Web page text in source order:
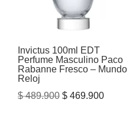
Invictus 100ml EDT
Perfume Masculino Paco
Rabanne Fresco – Mundo
Reloj
$489.900 El
$ 469.900El